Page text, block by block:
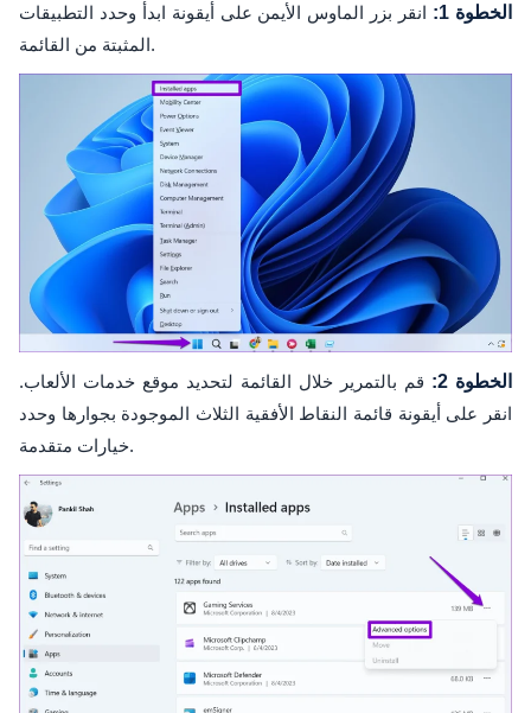
الخطوة 1:
انقر بزر الماوس الأيمن على أيقونة ابدأ وحدد التطبيقات
المثبتة من القائمة.
الخطوة 2:
قم بالتمرير خلال القائمة لتحديد موقع خدمات الألعاب.
انقر على أيقونة قائمة النقاط الأفقية الثلاث الموجودة بجوارها وحدد
خيارات متقدمة.